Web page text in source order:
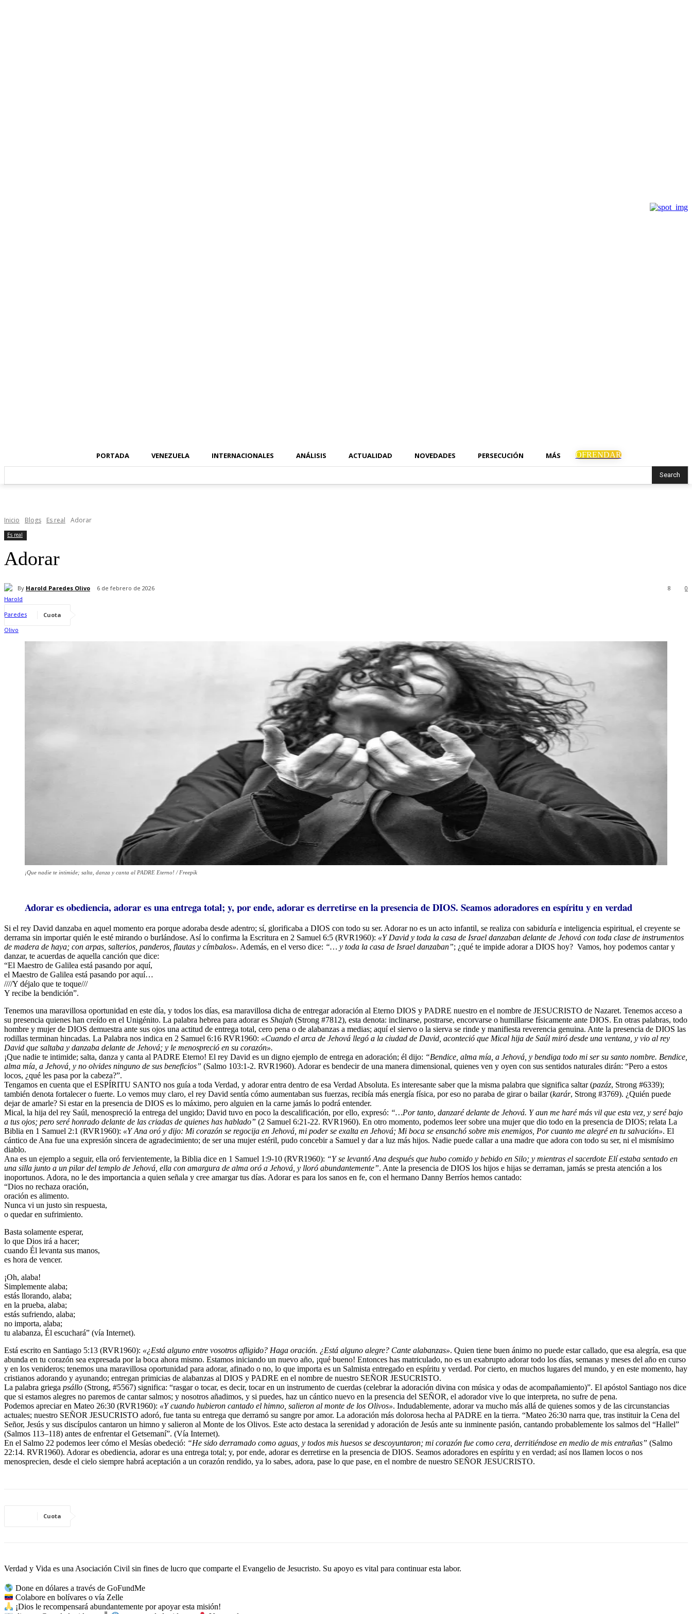
PORTADA VENEZUELA INTERNACIONALES ANÁLISIS ACTUALIDAD NOVEDADES PERSECUCIÓN MÁS OFRENDAR
Search
Inicio Blogs Es real Adorar
Es real
Adorar
By Harold Paredes Olivo 6 de febrero de 2026 0
8
Cuota
¡Que nadie te intimide; salta, danza y canta al PADRE Eterno! / Freepik
Adorar es obediencia, adorar es una entrega total; y, por ende, adorar es derretirse en la presencia de DIOS. Seamos adoradores en espíritu y en verdad
Si el rey David danzaba en aquel momento era porque adoraba desde adentro; sí, glorificaba a DIOS con todo su ser. Adorar no es un acto infantil, se realiza con sabiduría e inteligencia espiritual, el creyente se
derrama sin importar quién le esté mirando o burlándose. Así lo confirma la Escritura en 2 Samuel 6:5 (RVR1960): «Y David y toda la casa de Israel danzaban delante de Jehová con toda clase de instrumentos
de madera de haya; con arpas, salterios, panderos, flautas y címbalos». Además, en el verso dice: “… y toda la casa de Israel danzaban”; ¿qué te impide adorar a DIOS hoy? Vamos, hoy podemos cantar y
danzar, te acuerdas de aquella canción que dice:
“El Maestro de Galilea está pasando por aquí,
el Maestro de Galilea está pasando por aquí…
////Y déjalo que te toque///
Y recibe la bendición”.
Tenemos una maravillosa oportunidad en este día, y todos los días, esa maravillosa dicha de entregar adoración al Eterno DIOS y PADRE nuestro en el nombre de JESUCRISTO de Nazaret. Tenemos acceso a
su presencia quienes han creído en el Unigénito. La palabra hebrea para adorar es Shajah (Strong #7812), esta denota: inclinarse, postrarse, encorvarse o humillarse físicamente ante DIOS. En otras palabras, todo
hombre y mujer de DIOS demuestra ante sus ojos una actitud de entrega total, cero pena o de alabanzas a medias; aquí el siervo o la sierva se rinde y manifiesta reverencia genuina. Ante la presencia de DIOS las
rodillas terminan hincadas. La Palabra nos indica en 2 Samuel 6:16 RVR1960: «Cuando el arca de Jehová llegó a la ciudad de David, aconteció que Mical hija de Saúl miró desde una ventana, y vio al rey
David que saltaba y danzaba delante de Jehová; y le menospreció en su corazón».
¡Que nadie te intimide; salta, danza y canta al PADRE Eterno! El rey David es un digno ejemplo de entrega en adoración; él dijo: “Bendice, alma mía, a Jehová, y bendiga todo mi ser su santo nombre. Bendice,
alma mía, a Jehová, y no olvides ninguno de sus beneficios” (Salmo 103:1-2. RVR1960). Adorar es bendecir de una manera dimensional, quienes ven y oyen con sus sentidos naturales dirán: “Pero a estos
locos, ¿qué les pasa por la cabeza?”.
Tengamos en cuenta que el ESPÍRITU SANTO nos guía a toda Verdad, y adorar entra dentro de esa Verdad Absoluta. Es interesante saber que la misma palabra que significa saltar (pazáz, Strong #6339);
también denota fortalecer o fuerte. Lo vemos muy claro, el rey David sentía cómo aumentaban sus fuerzas, recibía más energía física, por eso no paraba de girar o bailar (karár, Strong #3769). ¿Quién puede
dejar de amarle? Si estar en la presencia de DIOS es lo máximo, pero alguien en la carne jamás lo podrá entender.
Mical, la hija del rey Saúl, menospreció la entrega del ungido; David tuvo en poco la descalificación, por ello, expresó: “…Por tanto, danzaré delante de Jehová. Y aun me haré más vil que esta vez, y seré bajo
a tus ojos; pero seré honrado delante de las criadas de quienes has hablado” (2 Samuel 6:21-22. RVR1960). En otro momento, podemos leer sobre una mujer que dio todo en la presencia de DIOS; relata La
Biblia en 1 Samuel 2:1 (RVR1960): «Y Ana oró y dijo: Mi corazón se regocija en Jehová, mi poder se exalta en Jehová; Mi boca se ensanchó sobre mis enemigos, Por cuanto me alegré en tu salvación». El
cántico de Ana fue una expresión sincera de agradecimiento; de ser una mujer estéril, pudo concebir a Samuel y dar a luz más hijos. Nadie puede callar a una madre que adora con todo su ser, ni el mismísimo
diablo.
Ana es un ejemplo a seguir, ella oró fervientemente, la Biblia dice en 1 Samuel 1:9-10 (RVR1960): “Y se levantó Ana después que hubo comido y bebido en Silo; y mientras el sacerdote Elí estaba sentado en
una silla junto a un pilar del templo de Jehová, ella con amargura de alma oró a Jehová, y lloró abundantemente”. Ante la presencia de DIOS los hijos e hijas se derraman, jamás se presta atención a los
inoportunos. Adora, no le des importancia a quien señala y cree amargar tus días. Adorar es para los sanos en fe, con el hermano Danny Berríos hemos cantado:
“Dios no rechaza oración,
oración es alimento.
Nunca vi un justo sin respuesta,
o quedar en sufrimiento.
Basta solamente esperar,
lo que Dios irá a hacer;
cuando Él levanta sus manos,
es hora de vencer.
¡Oh, alaba!
Simplemente alaba;
estás llorando, alaba;
en la prueba, alaba;
estás sufriendo, alaba;
no importa, alaba;
tu alabanza, Él escuchará” (vía Internet).
Está escrito en Santiago 5:13 (RVR1960): «¿Está alguno entre vosotros afligido? Haga oración. ¿Está alguno alegre? Cante alabanzas». Quien tiene buen ánimo no puede estar callado, que esa alegría, esa que
abunda en tu corazón sea expresada por la boca ahora mismo. Estamos iniciando un nuevo año, ¡qué bueno! Entonces has matriculado, no es un exabrupto adorar todo los días, semanas y meses del año en curso
y en los venideros; tenemos una maravillosa oportunidad para adorar, afinado o no, lo que importa es un Salmista entregado en espíritu y verdad. Por cierto, en muchos lugares del mundo, y en este momento, hay
cristianos adorando y ayunando; entregan primicias de alabanzas al DIOS y PADRE en el nombre de nuestro SEÑOR JESUCRISTO.
La palabra griega psállo (Strong, #5567) significa: “rasgar o tocar, es decir, tocar en un instrumento de cuerdas (celebrar la adoración divina con música y odas de acompañamiento)”. El apóstol Santiago nos dice
que si estamos alegres no paremos de cantar salmos; y nosotros añadimos, y si puedes, haz un cántico nuevo en la presencia del SEÑOR, el adorador vive lo que interpreta, no sufre de pena.
Podemos apreciar en Mateo 26:30 (RVR1960): «Y cuando hubieron cantado el himno, salieron al monte de los Olivos». Indudablemente, adorar va mucho más allá de quienes somos y de las circunstancias
actuales; nuestro SEÑOR JESUCRISTO adoró, fue tanta su entrega que derramó su sangre por amor. La adoración más dolorosa hecha al PADRE en la tierra. “Mateo 26:30 narra que, tras instituir la Cena del
Señor, Jesús y sus discípulos cantaron un himno y salieron al Monte de los Olivos. Este acto destaca la serenidad y adoración de Jesús ante su inminente pasión, cantando probablemente los salmos del “Hallel”
(Salmos 113–118) antes de enfrentar el Getsemaní”. (Vía Internet).
En el Salmo 22 podemos leer cómo el Mesías obedeció: “He sido derramado como aguas, y todos mis huesos se descoyuntaron; mi corazón fue como cera, derritiéndose en medio de mis entrañas” (Salmo
22:14. RVR1960). Adorar es obediencia, adorar es una entrega total; y, por ende, adorar es derretirse en la presencia de DIOS. Seamos adoradores en espíritu y en verdad; así nos llamen locos o nos
menosprecien, desde el cielo siempre habrá aceptación a un corazón rendido, ya lo sabes, adora, pase lo que pase, en el nombre de nuestro SEÑOR JESUCRISTO.
Cuota
Verdad y Vida es una Asociación Civil sin fines de lucro que comparte el Evangelio de Jesucristo. Su apoyo es vital para continuar esta labor.
Done en dólares a través de GoFundMe
Colabore en bolívares o vía Zelle
¡Dios le recompensará abundantemente por apoyar esta misión!